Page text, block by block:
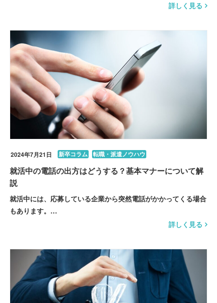
詳しく見る
2024年7月21日 新卒コラム 転職・派遣ノウハウ
就活中の電話の出方はどうする？基本マナーについて解
説
就活中には、応募している企業から突然電話がかかってくる場合
もあります。…
詳しく見る